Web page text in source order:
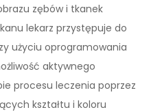
zębów i tkanek
lekarz przystępuje do
użyciu oprogramowania
aktywnego
procesu leczenia poprzez
kształtu i koloru